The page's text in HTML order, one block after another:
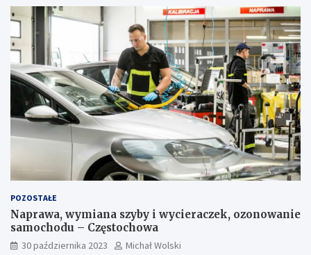
POZOSTAŁE
Naprawa, wymiana szyby i wycieraczek, ozonowanie
samochodu – Częstochowa
30 października 2023
Michał Wolski